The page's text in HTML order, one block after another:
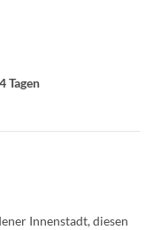
Tagen
Innenstadt, diesen